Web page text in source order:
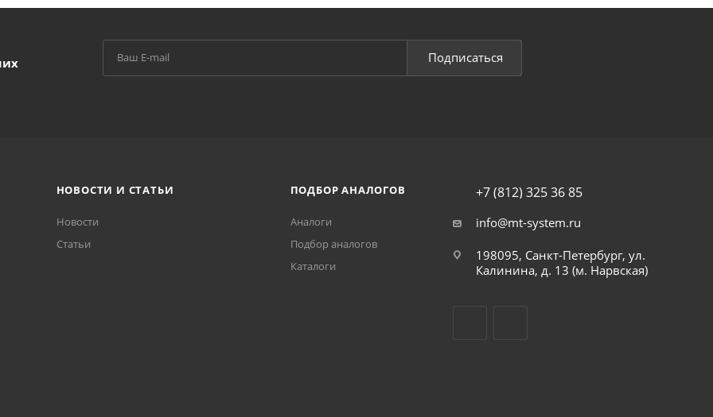
Подписаться
НОВОСТИ И СТАТЬИ
Новости
Статьи
ПОДБОР АНАЛОГОВ
Аналоги
Подбор аналогов
Каталоги
+7 (812) 325 36 85
info@mt-system.ru
198095, Санкт-Петербург, ул.
Калинина, д. 13 (м. Нарвская)